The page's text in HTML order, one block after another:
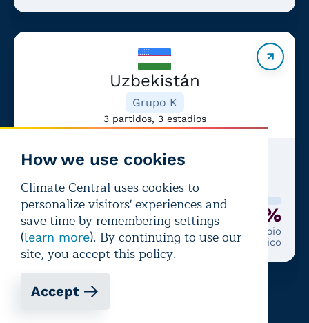
Uzbekistán
Grupo K
3 partidos, 3 estadios
Último partido:
COD —
UZB
87%
Probabilidad de calor que
afecte al rendimiento
+14%
Debido al cambio
climático
How we use cookies
Climate Central uses cookies to
personalize visitors' experiences and
save time by remembering settings
(learn more). By continuing to use our
site, you accept this policy.
Accept